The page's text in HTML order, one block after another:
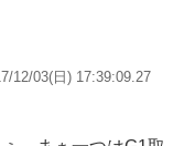
12/03(日) 17:39:09.27